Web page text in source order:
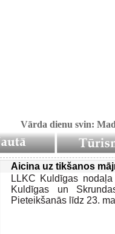
Vārda dienu svin:
Aicina uz tikšanos
LLKC Kuldīgas
Kuldīgas un
Pieteikšanās līdz 23.